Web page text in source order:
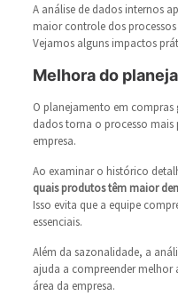
A análise de dados internos
maior controle dos
Vejamos alguns impactos
Melhora do
O planejamento em
dados torna o processo mais
empresa.
Ao examinar o histórico
quais produtos têm maior
Isso evita que a equipe
essenciais.
Além da sazonalidade, a
ajuda a compreender melhor
área da empresa.